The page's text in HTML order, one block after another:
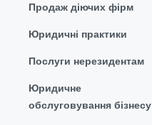
Продаж діючих фірм
Юридичні практики
Послуги нерезидентам
Юридичне
обслуговування бізнесу